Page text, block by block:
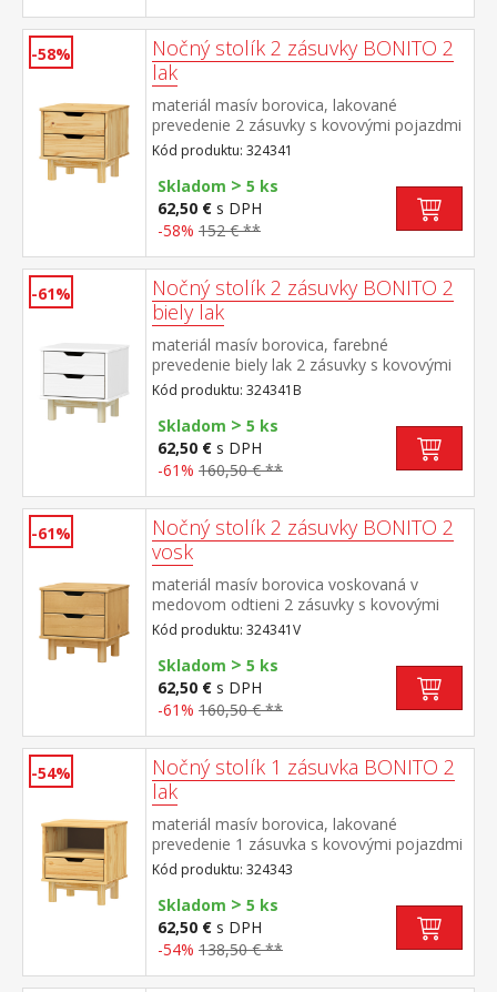
-58%
Nočný stolík 2 zásuvky BONITO 2
lak
materiál masív borovica, lakované
prevedenie 2 zásuvky s kovovými pojazdmi
Kód produktu: 324341
Skladom > 5 ks
62,50 € s DPH
-58% 152 € **
-61%
Nočný stolík 2 zásuvky BONITO 2
biely lak
materiál masív borovica, farebné
prevedenie biely lak 2 zásuvky s kovovými
pojazdmi
Kód produktu: 324341B
Skladom > 5 ks
62,50 € s DPH
-61% 160,50 € **
-61%
Nočný stolík 2 zásuvky BONITO 2
vosk
materiál masív borovica voskovaná v
medovom odtieni 2 zásuvky s kovovými
pojazdmi
Kód produktu: 324341V
Skladom > 5 ks
62,50 € s DPH
-61% 160,50 € **
-54%
Nočný stolík 1 zásuvka BONITO 2
lak
materiál masív borovica, lakované
prevedenie 1 zásuvka s kovovými pojazdmi
Kód produktu: 324343
Skladom > 5 ks
62,50 € s DPH
-54% 138,50 € **